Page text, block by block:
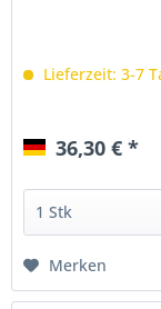
Lieferzeit: 3-7
36,30 € *
Merken